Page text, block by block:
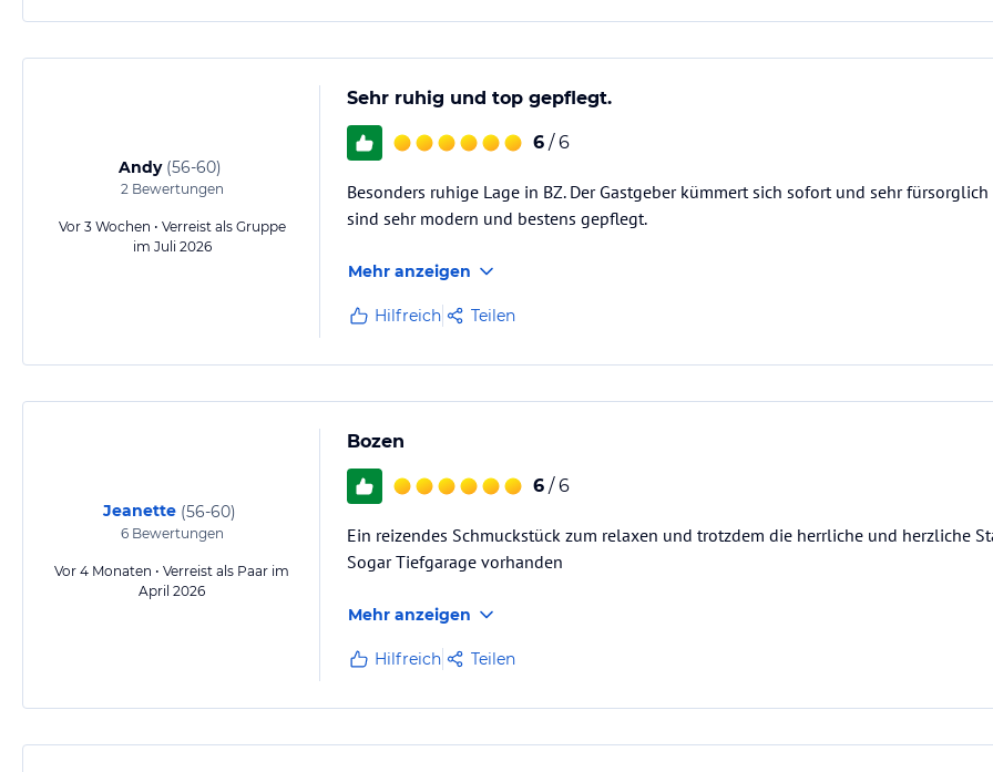
Andy (56-60)
2Bewertungen
Vor 3 Wochen • Verreist als Gruppe
im Juli 2026
Sehr ruhig und top gepflegt.
6 / 6
Besonders ruhige Lage in BZ. Der Gastgeber kümmert sich sofort und sehr
sind sehr modern und bestens gepflegt.
Mehr anzeigen
Hilfreich Teilen
Jeanette (56-60)
6Bewertungen
Vor 4 Monaten • Verreist als Paar im
April 2026
Bozen
6 / 6
Ein reizendes Schmuckstück zum relaxen und trotzdem die herrliche und herzliche
Sogar Tiefgarage vorhanden
Mehr anzeigen
Hilfreich Teilen